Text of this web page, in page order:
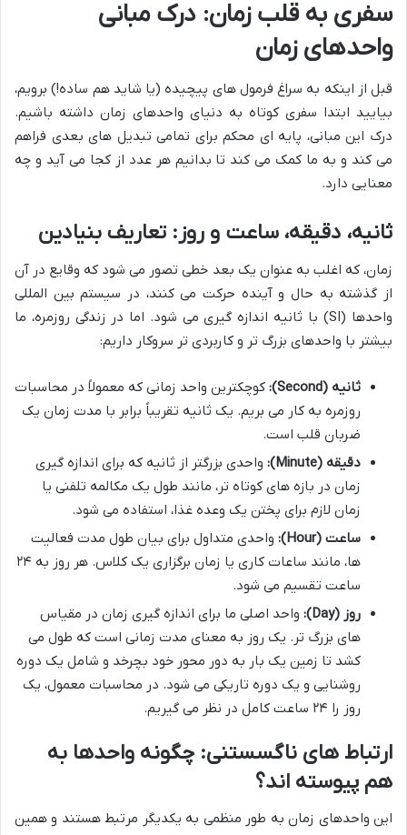
سفری به قلب زمان: درک مبانی
واحدهای زمان
قبل از اینکه به سراغ فرمول های پیچیده (یا شاید هم ساده!) برویم،
بیایید ابتدا سفری کوتاه به دنیای واحدهای زمان داشته باشیم.
درک این مبانی، پایه ای محکم برای تمامی تبدیل های بعدی فراهم
می کند و به ما کمک می کند تا بدانیم هر عدد از کجا می آید و چه
معنایی دارد.
ثانیه، دقیقه، ساعت و روز: تعاریف بنیادین
زمان، که اغلب به عنوان یک بعد خطی تصور می شود که وقایع در آن
از گذشته به حال و آینده حرکت می کنند، در سیستم بین المللی
واحدها (SI) با ثانیه اندازه گیری می شود. اما در زندگی روزمره، ما
بیشتر با واحدهای بزرگ تر و کاربردی تر سروکار داریم:
ثانیه (Second):
کوچکترین واحد زمانی که معمولاً در محاسبات
روزمره به کار می بریم. یک ثانیه تقریباً برابر با مدت زمان یک
ضربان قلب است.
دقیقه (Minute):
واحدی بزرگتر از ثانیه که برای اندازه گیری
زمان در بازه های کوتاه تر، مانند طول یک مکالمه تلفنی یا
زمان لازم برای پختن یک وعده غذا، استفاده می شود.
ساعت (Hour):
واحدی متداول برای بیان طول مدت فعالیت
ها، مانند ساعات کاری یا زمان برگزاری یک کلاس. هر روز به ۲۴
ساعت تقسیم می شود.
روز (Day):
واحد اصلی ما برای اندازه گیری زمان در مقیاس
های بزرگ تر. یک روز به معنای مدت زمانی است که طول می
کشد تا زمین یک بار به دور محور خود بچرخد و شامل یک دوره
روشنایی و یک دوره تاریکی می شود. در محاسبات معمول، یک
روز را ۲۴ ساعت کامل در نظر می گیریم.
ارتباط های ناگسستنی: چگونه واحدها به
هم پیوسته اند؟
این واحدهای زمان به طور منظمی به یکدیگر مرتبط هستند و همین